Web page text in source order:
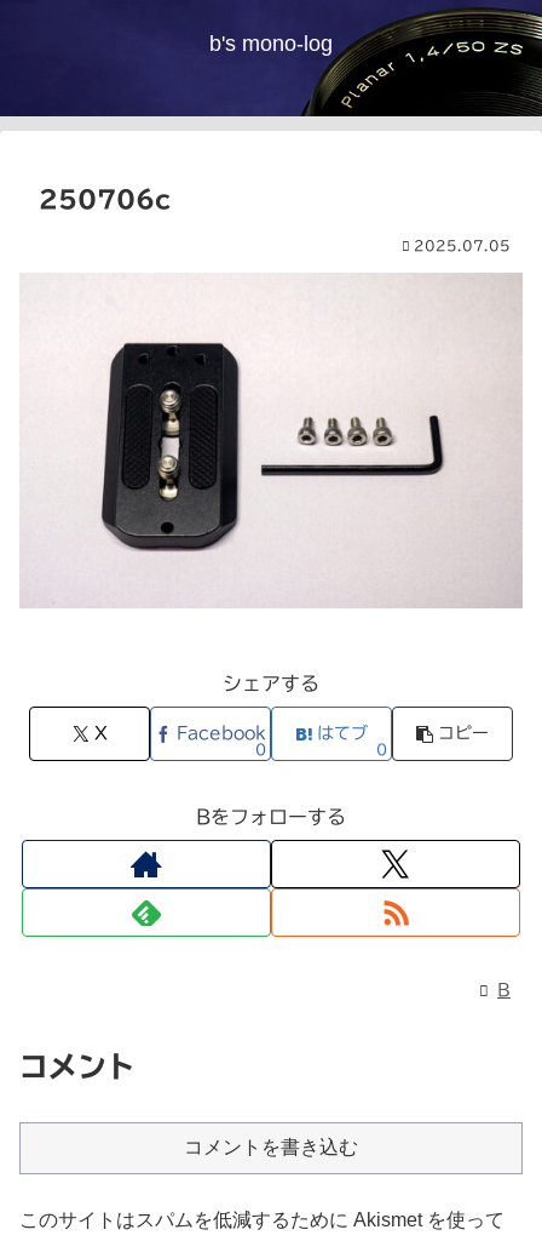
b's mono-log
250706c
2025.07.05
シェアする
X Facebook
0
はてブ
0
コピー
Bをフォローする
B
コメント
コメントを書き込む
このサイトはスパムを低減するために Akismet を使って